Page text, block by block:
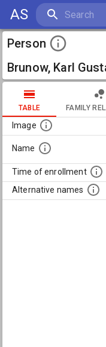
AS
Person
Brunow, Karl
TABLE FAMILY
Image
Name
Time of enrollment
Alternative names